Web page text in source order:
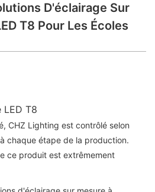
D'éclairage Sur
T8 Pour Les Écoles
T8
CHZ Lighting est contrôlé selon
chaque étape de la production.
ce produit est extrêmement